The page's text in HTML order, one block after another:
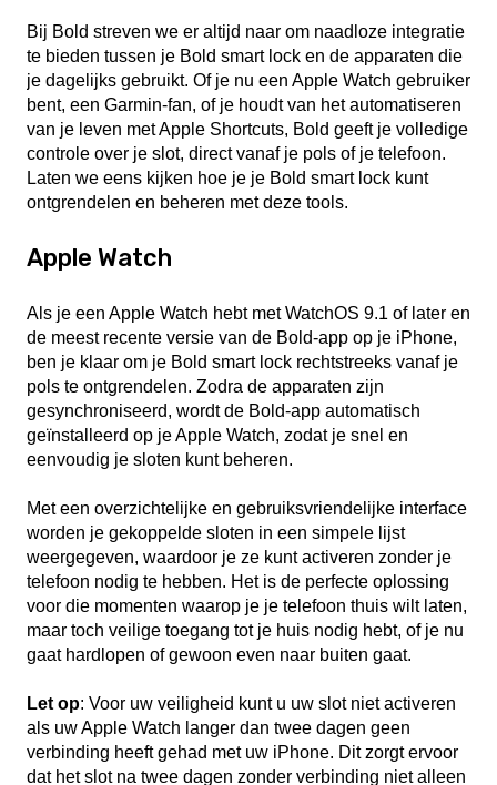
Bij Bold streven we er altijd naar om naadloze integratie
te bieden tussen je Bold smart lock en de apparaten die
je dagelijks gebruikt. Of je nu een Apple Watch gebruiker
bent, een Garmin-fan, of je houdt van het automatiseren
van je leven met Apple Shortcuts, Bold geeft je volledige
controle over je slot, direct vanaf je pols of je telefoon.
Laten we eens kijken hoe je je Bold smart lock kunt
ontgrendelen en beheren met deze tools.
Apple Watch
Als je een Apple Watch hebt met WatchOS 9.1 of later en
de meest recente versie van de Bold-app op je iPhone,
ben je klaar om je Bold smart lock rechtstreeks vanaf je
pols te ontgrendelen. Zodra de apparaten zijn
gesynchroniseerd, wordt de Bold-app automatisch
geïnstalleerd op je Apple Watch, zodat je snel en
eenvoudig je sloten kunt beheren.
Met een overzichtelijke en gebruiksvriendelijke interface
worden je gekoppelde sloten in een simpele lijst
weergegeven, waardoor je ze kunt activeren zonder je
telefoon nodig te hebben. Het is de perfecte oplossing
voor die momenten waarop je je telefoon thuis wilt laten,
maar toch veilige toegang tot je huis nodig hebt, of je nu
gaat hardlopen of gewoon even naar buiten gaat.
Let op: Voor uw veiligheid kunt u uw slot niet activeren
als uw Apple Watch langer dan twee dagen geen
verbinding heeft gehad met uw iPhone. Dit zorgt ervoor
dat het slot na twee dagen zonder verbinding niet alleen